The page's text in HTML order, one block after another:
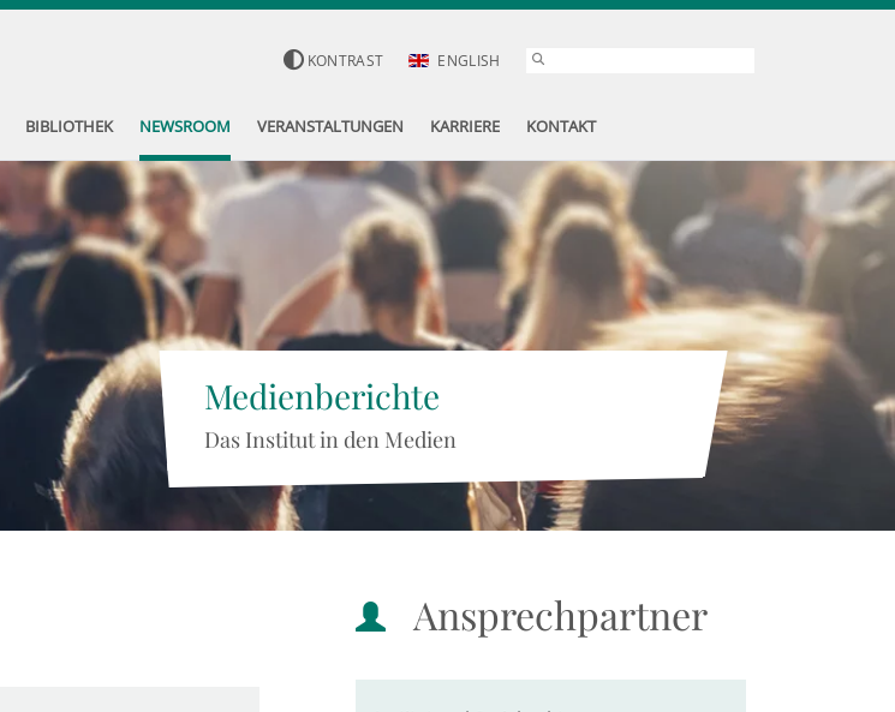
KONTRAST ENGLISH
BIBLIOTHEK NEWSROOM VERANSTALTUNGEN KARRIERE KONTAKT
Medienberichte
Das Institut in den Medien
Ansprechpartner